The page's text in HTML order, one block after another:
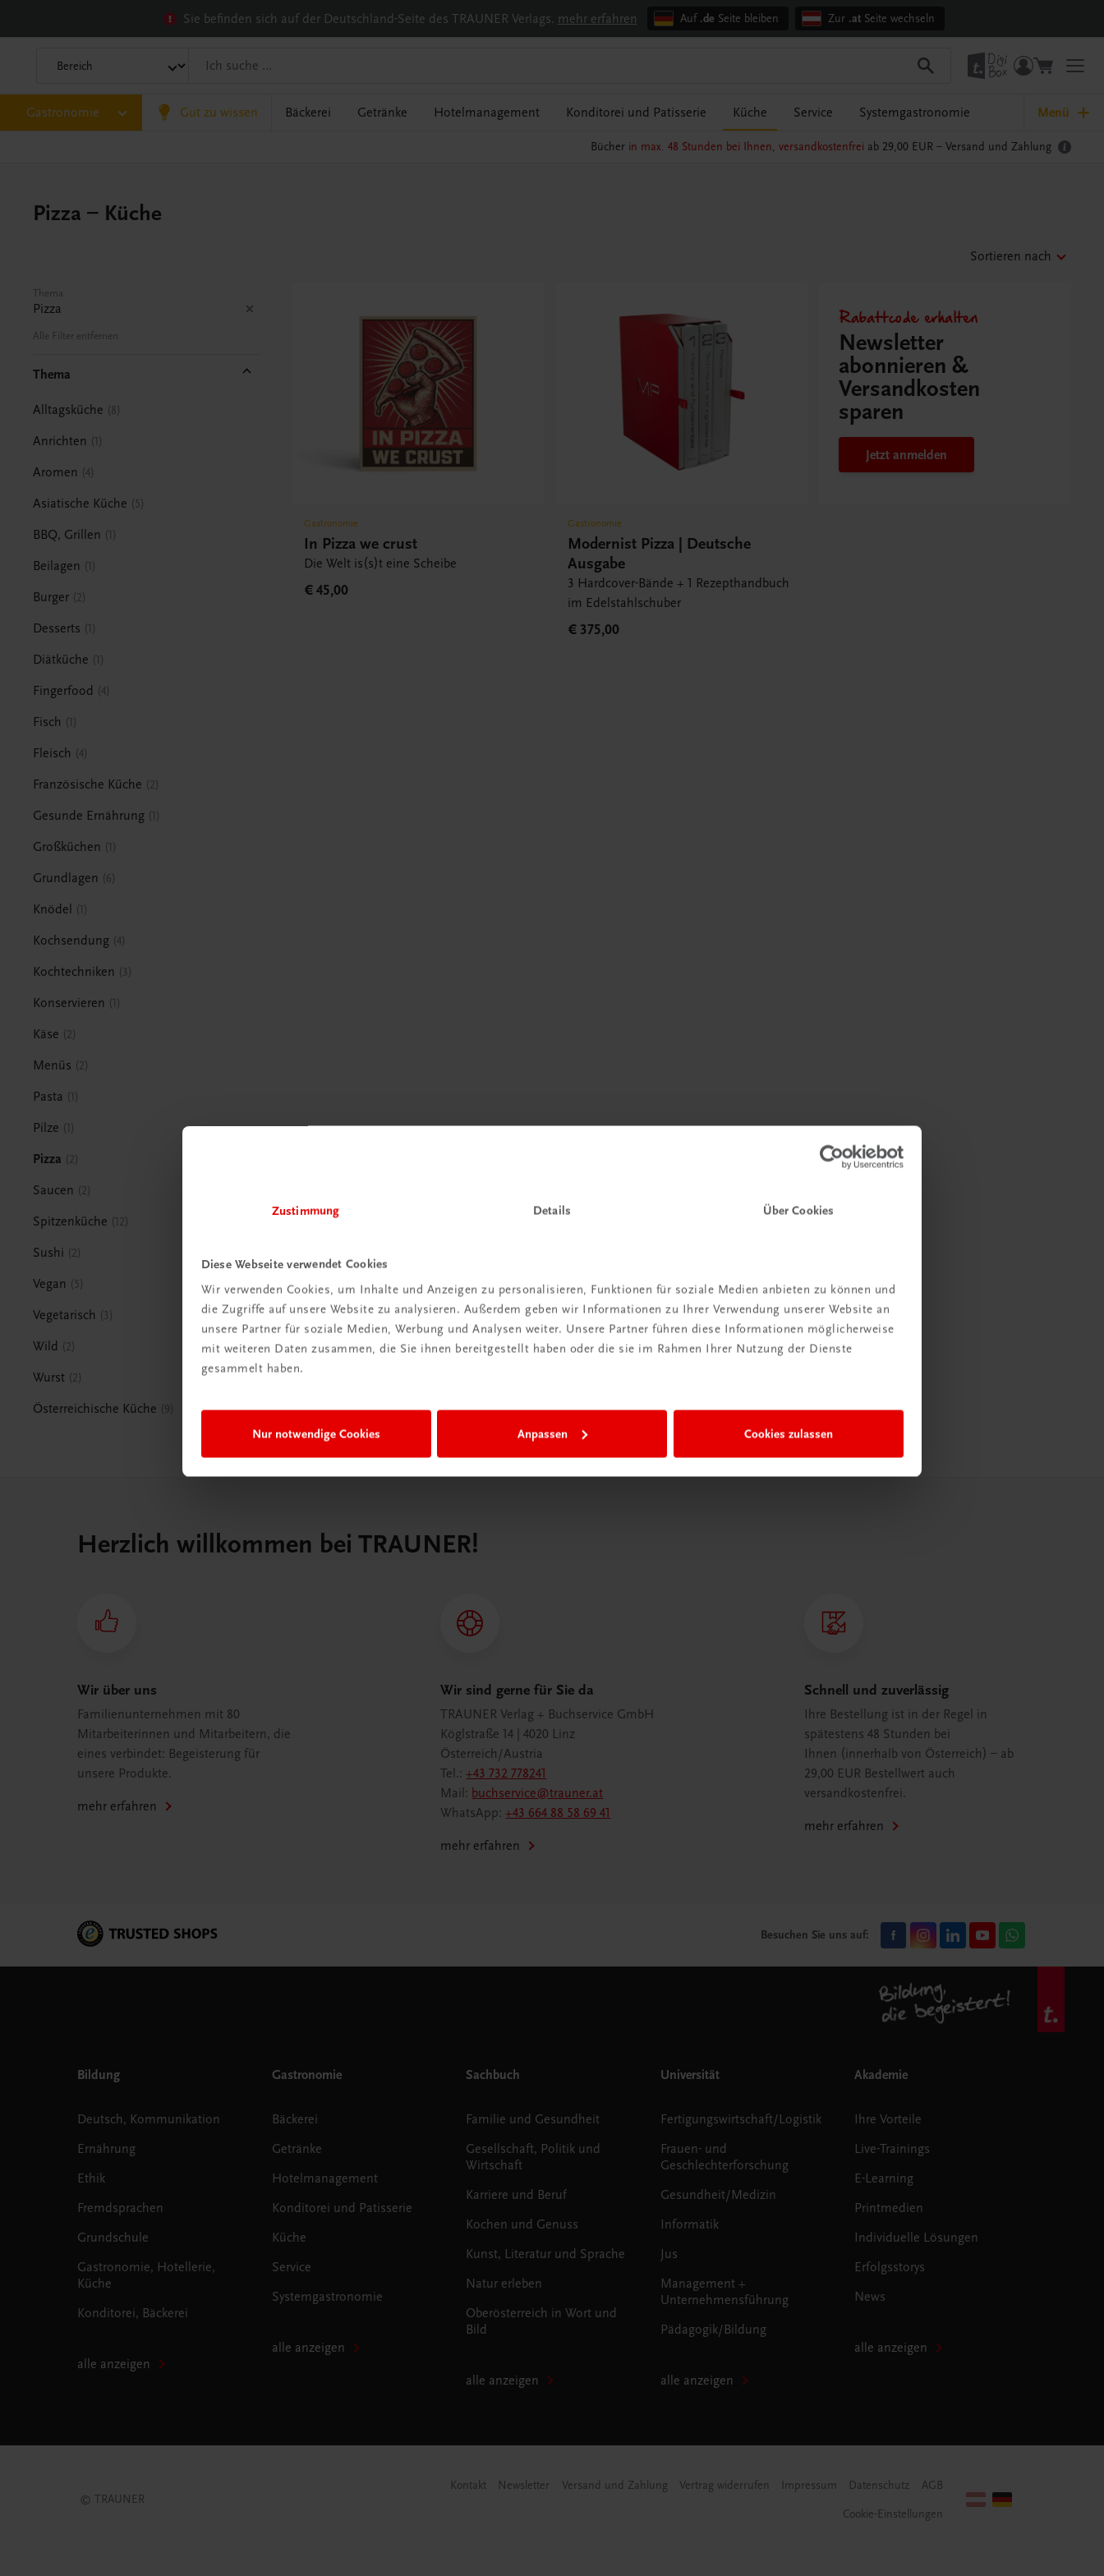
Zustimmung Details Über Cookies
Diese Webseite verwendet Cookies
Wir verwenden Cookies, um Inhalte und Anzeigen zu personalisieren, Funktionen für soziale Medien anbieten zu können und
die Zugriffe auf unsere Website zu analysieren. Außerdem geben wir Informationen zu Ihrer Verwendung unserer Website an
unsere Partner für soziale Medien, Werbung und Analysen weiter. Unsere Partner führen diese Informationen möglicherweise
mit weiteren Daten zusammen, die Sie ihnen bereitgestellt haben oder die sie im Rahmen Ihrer Nutzung der Dienste
gesammelt haben.
Nur notwendige Cookies Anpassen Cookies zulassen
Sie befinden sich auf der Deutschland-Seite des TRAUNER Verlags. mehr erfahren Auf .de Seite bleiben Zur .atSeite wechseln
Gastronomie Gut zu wissen Bäckerei Getränke Hotelmanagement Konditorei und Patisserie Küche Service Systemgastronomie Menü
Bücher in max. 48 Stunden bei Ihnen, versandkostenfrei ab 29,00 EUR – Versand und Zahlung
Pizza – Küche
Sortieren nach
Thema
Pizza
Alle Filter entfernen
Thema
Alltagsküche 8
Anrichten 1
Aromen 4
Asiatische Küche 5
BBQ, Grillen 1
Beilagen 1
Burger 2
Desserts 1
Diätküche 1
Fingerfood 4
Fisch 1
Fleisch 4
Französische Küche 2
Gesunde Ernährung 1
Großküchen 1
Grundlagen 6
Knödel 1
Kochsendung 4
Kochtechniken 3
Konservieren 1
Käse 2
Menüs 2
Pasta 1
Pilze 1
Pizza 2
Saucen 2
Spitzenküche 12
Sushi 2
Vegan 5
Vegetarisch 3
Wild 2
Wurst 2
Österreichische Küche 9
Gastronomie
In Pizza we crust
Die Welt is(s)t eine Scheibe
€ 45,00
Gastronomie
Modernist Pizza | Deutsche
Ausgabe
3 Hardcover-Bände + 1 Rezepthandbuch
im Edelstahlschuber
€ 375,00
Rabattcode erhalten
Newsletter
abonnieren &
Versandkosten
sparen
Jetzt anmelden
Herzlich willkommen bei TRAUNER!
Wir über uns
Familienunternehmen mit 80
Mitarbeiterinnen und Mitarbeitern, die
eines verbindet: Begeisterung für
unsere Produkte.
mehr erfahren
Wir sind gerne für Sie da
TRAUNER Verlag + Buchservice GmbH
Köglstraße 14 | 4020 Linz
Österreich/Austria
Tel.:+43 732 778241
Mail: buchservice@trauner.at
WhatsApp:+43 664 88 58 69 41
mehr erfahren
Schnell und zuverlässig
Ihre Bestellung ist in der Regel in
spätestens 48 Stunden bei
Ihnen (innerhalb von Österreich) – ab
29,00 EUR Bestellwert auch
versandkostenfrei.
mehr erfahren
Besuchen Sie uns auf:
Bildung
Deutsch, Kommunikation
Ernährung
Ethik
Fremdsprachen
Grundschule
Gastronomie, Hotellerie,
Küche
Konditorei, Bäckerei
alle anzeigen
Gastronomie
Bäckerei
Getränke
Hotelmanagement
Konditorei und Patisserie
Küche
Service
Systemgastronomie
alle anzeigen
Sachbuch
Familie und Gesundheit
Gesellschaft, Politik und
Wirtschaft
Karriere und Beruf
Kochen und Genuss
Kunst, Literatur und Sprache
Natur erleben
Oberösterreich in Wort und
Bild
alle anzeigen
Universität
Fertigungswirtschaft/Logistik
Frauen- und
Geschlechterforschung
Gesundheit/Medizin
Informatik
Jus
Management +
Unternehmensführung
Pädagogik/Bildung
alle anzeigen
Akademie
Ihre Vorteile
Live-Trainings
E-Learning
Printmedien
Individuelle Lösungen
Erfolgsstorys
News
alle anzeigen
© TRAUNER
Kontakt Newsletter Versand und Zahlung Vertrag widerrufen Impressum Datenschutz AGB
Cookie-Einstellungen